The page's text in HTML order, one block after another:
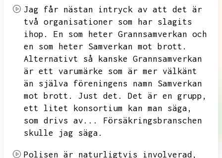
Jag får nästan intryck av att det är
två organisationer som har slagits
ihop.
En som heter Grannsamverkan och
en som heter Samverkan mot brott.
Alternativt så kanske Grannsamverkan
är ett varumärke som är mer välkänt
än själva föreningens namn Samverkan
mot brott.
Just det.
Det är en grupp,
ett litet konsortium kan man säga,
som drivs av...
Försäkringsbranschen
skulle jag säga.
Polisen är naturligtvis involverad,